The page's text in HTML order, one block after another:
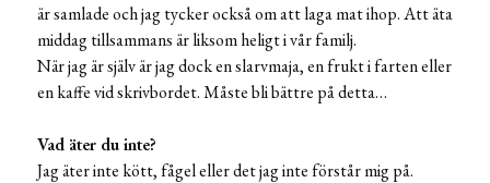
är samlade och jag tycker också om att laga mat ihop. Att äta
middag tillsammans är liksom heligt i vår familj.
När jag är själv är jag dock en slarvmaja, en frukt i farten eller
en kaffe vid skrivbordet. Måste bli bättre på detta…
Vad äter du inte?
Jag äter inte kött, fågel eller det jag inte förstår mig på.